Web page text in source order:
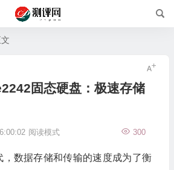
固态硬盘：极速存储
300
阅读模式
，数据存储和传输的速度成为了衡